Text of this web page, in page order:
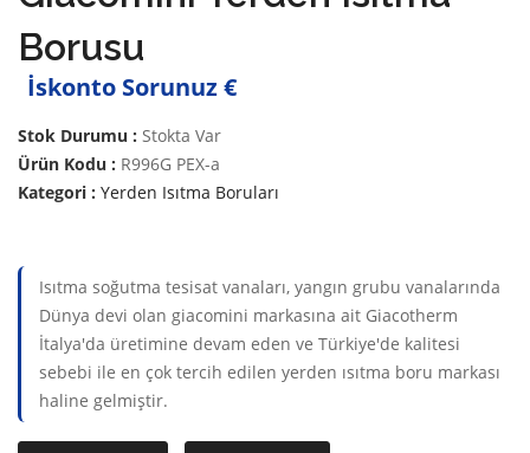
Borusu
İskonto Sorunuz €
Stok Durumu : Stokta Var
Ürün Kodu : R996G PEX-a
Kategori : Yerden Isıtma Boruları
Isıtma soğutma tesisat vanaları, yangın grubu vanalarında
Dünya devi olan giacomini markasına ait Giacotherm
İtalya'da üretimine devam eden ve Türkiye'de kalitesi
sebebi ile en çok tercih edilen yerden ısıtma boru markası
haline gelmiştir.